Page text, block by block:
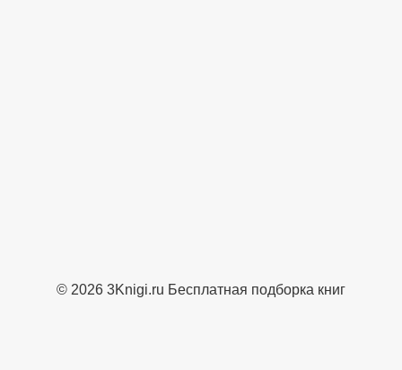
© 2026 3Knigi.ru Бесплатная подборка книг